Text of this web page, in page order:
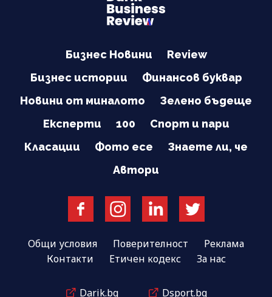
Бизнес Новини
Review
Бизнес истории
Финансов буквар
Новини от миналото
Зелено бъдеще
Експерти
100
Спорт и пари
Класации
Фото есе
Знаете ли, че
Автори
Общи условия Поверителност
Реклама
Контакти
Етичен кодекс За нас
Darik.bg Dsport.bg